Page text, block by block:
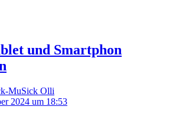
und Smartphon
MuSick Olli
2024 um 18:53